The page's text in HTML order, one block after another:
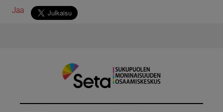
Jaa